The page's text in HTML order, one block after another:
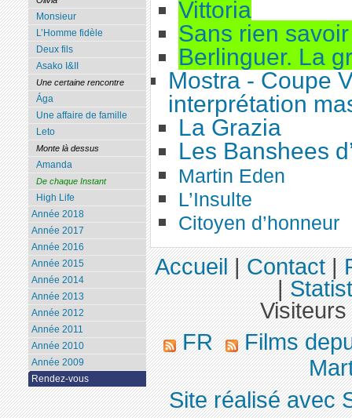
Vittoria
Sans rien savoir
Berlinguer. La
Mostra - Coupe
interprétation
La Grazia
Les Banshees
Martin Eden
L’Insulte
Citoyen d’honneur
Monsieur
L’Homme fidèle
Deux fils
Asako I&II
Une certaine rencontre
Ága
Une affaire de famille
Leto
Monte là dessus
Amanda
De chaque Instant
High Life
Année 2018
Année 2017
Année 2016
Année 2015
Année 2014
Année 2013
Année 2012
Année 2011
Année 2010
Année 2009
Rendez-vous
Accueil|Contact|
|
FR
Films
Site réalisé avec